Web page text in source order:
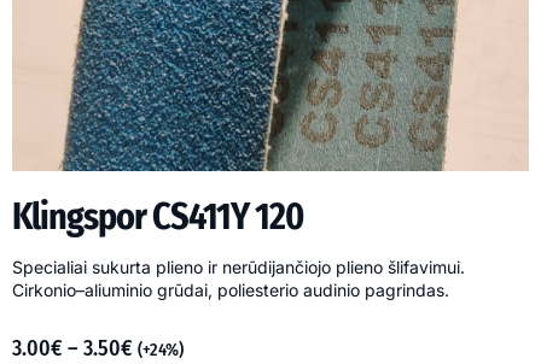
Klingspor CS411Y 120
Specialiai sukurta plieno ir nerūdijančiojo plieno šlifavimui.
Cirkonio–aliuminio grūdai, poliesterio audinio pagrindas.
3.00€ – 3.50€ (+24%)